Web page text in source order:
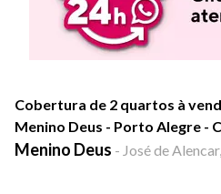
Cobertura de 2 quartos à
Menino Deus - Porto Alegre -
Menino Deus - José de